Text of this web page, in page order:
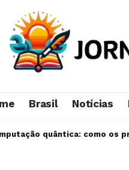
Brasil Notícias
quântica: como os